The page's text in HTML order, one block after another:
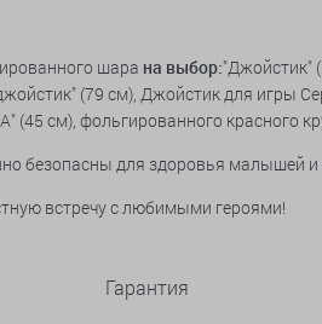
шара на выбор:"Джойстик"
(79 см), Джойстик для игры
(45 см), фольгированного красного
безопасны для здоровья малышей и
встречу с любимыми героями!
Гарантия